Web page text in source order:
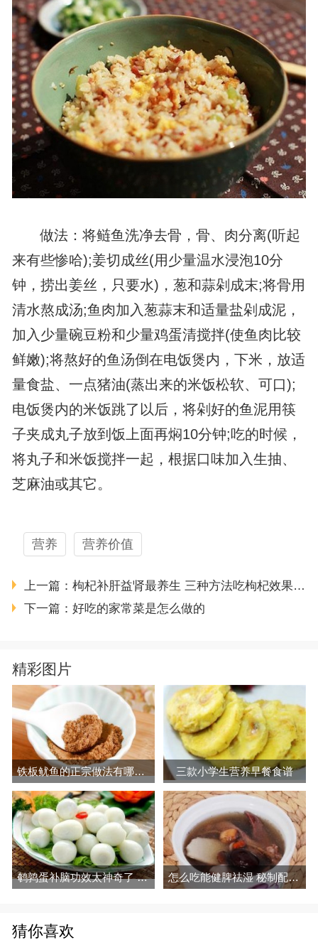
做法：将鲢鱼洗净去骨，骨、肉分离(听起
来有些惨哈);姜切成丝(用少量温水浸泡10分
钟，捞出姜丝，只要水)，葱和蒜剁成末;将骨用
清水熬成汤;鱼肉加入葱蒜末和适量盐剁成泥，
加入少量碗豆粉和少量鸡蛋清搅拌(使鱼肉比较
鲜嫩);将熬好的鱼汤倒在电饭煲内，下米，放适
量食盐、一点猪油(蒸出来的米饭松软、可口);
电饭煲内的米饭跳了以后，将剁好的鱼泥用筷
子夹成丸子放到饭上面再焖10分钟;吃的时候，
将丸子和米饭搅拌一起，根据口味加入生抽、
芝麻油或其它。
营养 营养价值
上一篇： 枸杞补肝益肾最养生 三种方法吃枸杞效果最好
下一篇： 好吃的家常菜是怎么做的
精彩图片
铁板鱿鱼的正宗做法有哪些步骤 三款小学生营养早餐食谱
鹌鹑蛋补脑功效太神奇了 鹌鹑蛋的吃法有哪些 怎么吃能健脾祛湿 秘制配方健脾祛湿效果好
猜你喜欢